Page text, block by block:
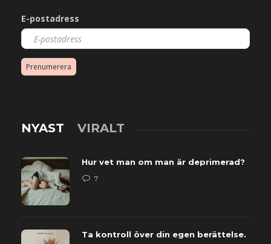
E-postadress
Prenumerera
NYAST VIRALT
Hur vet man om man är deprimerad?
7
Ta kontroll över din egen berättelse.